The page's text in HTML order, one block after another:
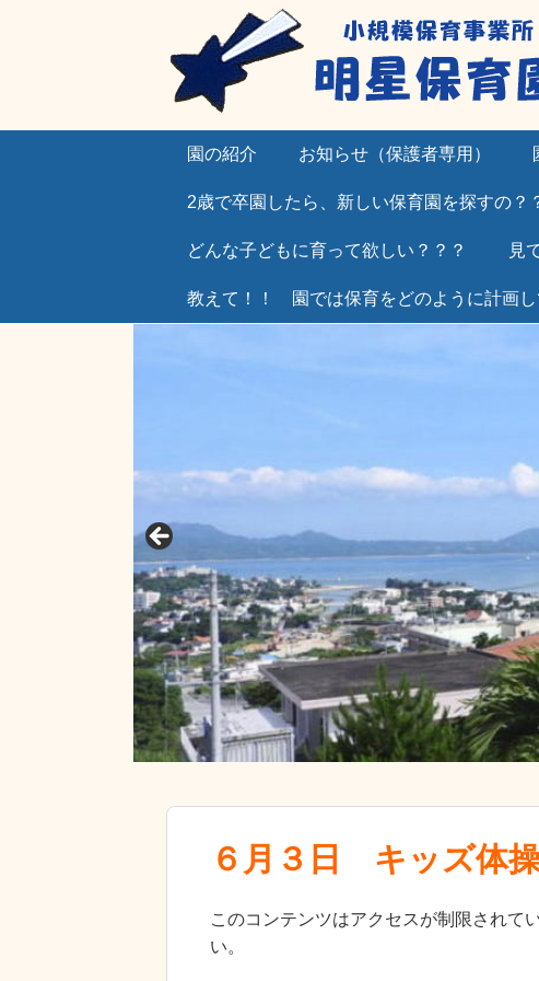
園の紹介 お知らせ（保護者専用）
2歳で卒園したら、新しい保育園を探すの？
どんな子どもに育って欲しい？？？ 見
教えて！！ 園では保育をどのように計画し
６月３日 キッズ体操
このコンテンツはアクセスが制限されて
い。